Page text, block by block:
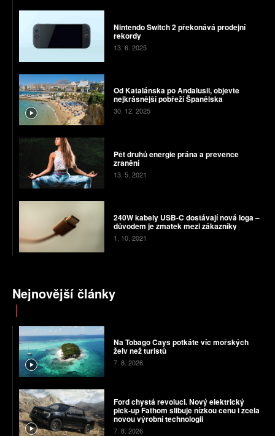
Nintendo Switch 2 překonává prodejní
rekordy
13. 6. 2025
Od Katalánska po Andalusii, objevte
nejkrásnější pobřeží Španělska
30. 12. 2025
Pět druhů energie prána a prevence
zranění
13. 5. 2021
240W kabely USB-C dostávají nová loga –
důvodem je zmatek mezi zákazníky
1. 10. 2021
Nejnovější články
Na Tobago Cays potkáte víc mořských
želv než turistů
7. 8. 2026
Ford chystá revoluci. Nový elektrický
pick-up Fathom slibuje nízkou cenu i zcela
novou výrobní technologii
7. 8. 2026